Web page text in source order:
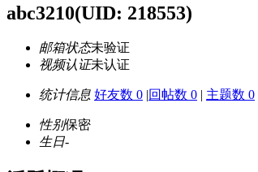
abc3210(UID: 218553)
邮箱状态未验证
视频认证未认证
统计信息 好友数 0 |回帖数 0 | 主题数 0
性别保密
生日-